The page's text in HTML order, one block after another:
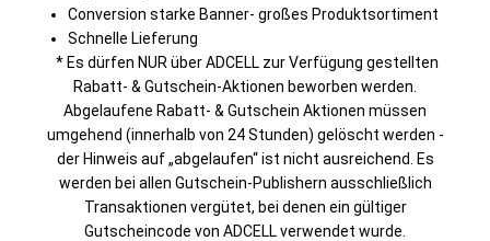
Conversion starke Banner- großes Produktsortiment
Schnelle Lieferung
* Es dürfen NUR über ADCELL zur Verfügung gestellten
Rabatt- & Gutschein-Aktionen beworben werden.
Abgelaufene Rabatt- & Gutschein Aktionen müssen
umgehend (innerhalb von 24 Stunden) gelöscht werden -
der Hinweis auf „abgelaufen“ ist nicht ausreichend. Es
werden bei allen Gutschein-Publishern ausschließlich
Transaktionen vergütet, bei denen ein gültiger
Gutscheincode von ADCELL verwendet wurde.